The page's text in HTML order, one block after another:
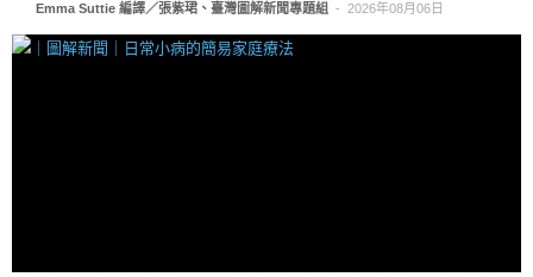
Emma Suttie 編譯／張紫珺、臺灣圖解新聞專題組 - 2026年08月06日